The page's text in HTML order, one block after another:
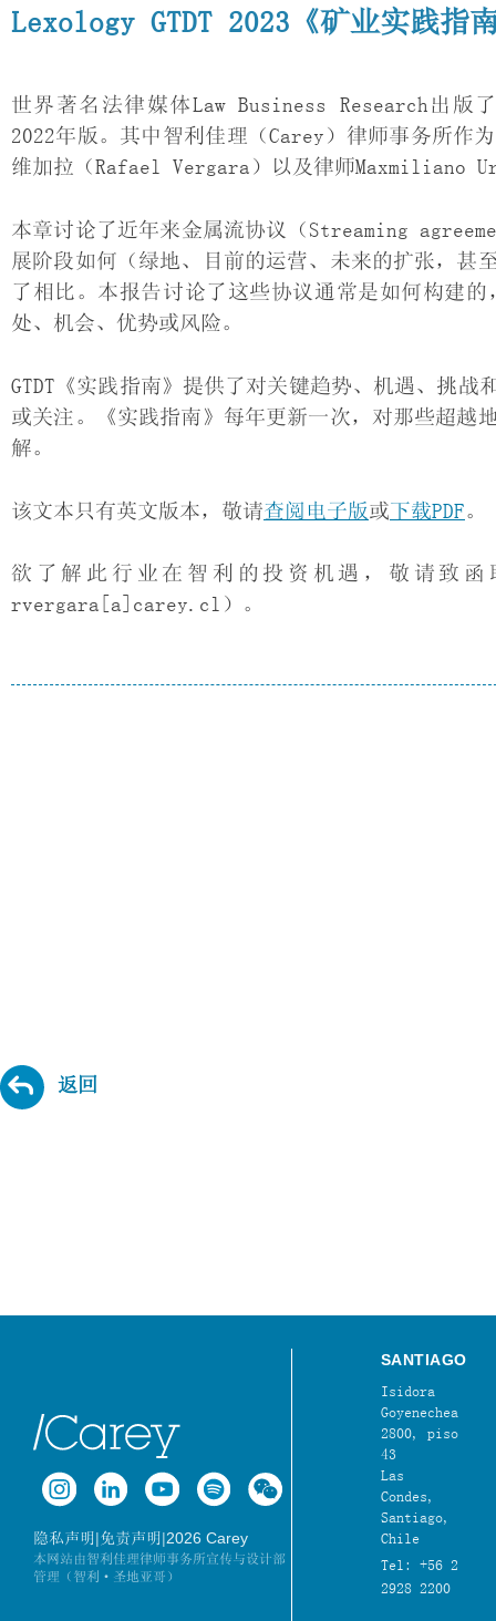
Lexology GTDT 2023《矿业实践指
世界著名法律媒体Law Business Research出
2022年版。其中智利佳理（Carey）律师事务所
维加拉（Rafael Vergara）以及律师Maxmiliano
本章讨论了近年来金属流协议（Streaming
展阶段如何（绿地、目前的运营、未来的扩张，甚
了相比。本报告讨论了这些协议通常是如何构建
处、机会、优势或风险。
GTDT《实践指南》提供了对关键趋势、机遇、挑
或关注。《实践指南》每年更新一次，对那些超越
解。
该文本只有英文版本，敬请查阅电子版或下载PDF。
欲了解此行业在智利的投资机遇，敬请致
rvergara[a]carey.cl）。
返回
隐私声明|免责声明|2026 Carey
本网站由智利佳理律师事务所宣传与设计部
管理（智利·圣地亚哥）
SANTIAGO
Isidora
Goyenechea
2800, piso
43
Las
Condes,
Santiago,
Chile
Tel: +56 2
2928 2200